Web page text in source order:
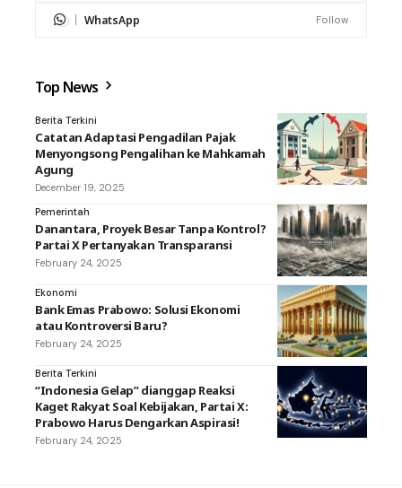
WhatsApp Follow
Top News
Berita Terkini
Catatan Adaptasi Pengadilan Pajak
Menyongsong Pengalihan ke Mahkamah
Agung
December 19, 2025
Pemerintah
Danantara, Proyek Besar Tanpa Kontrol?
Partai X Pertanyakan Transparansi
February 24, 2025
Ekonomi
Bank Emas Prabowo: Solusi Ekonomi
atau Kontroversi Baru?
February 24, 2025
Berita Terkini
“Indonesia Gelap” dianggap Reaksi
Kaget Rakyat Soal Kebijakan, Partai X:
Prabowo Harus Dengarkan Aspirasi!
February 24, 2025